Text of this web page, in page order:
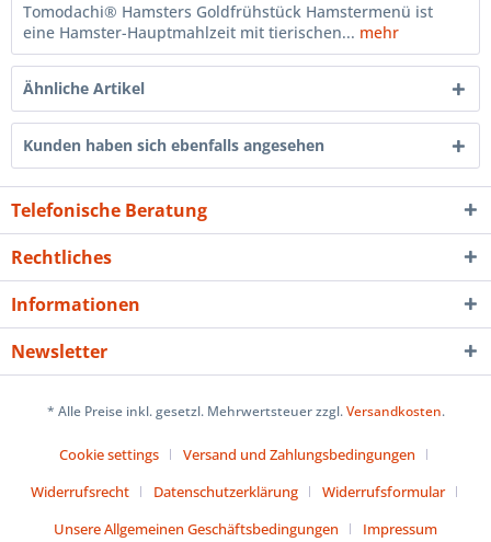
Tomodachi® Hamsters Goldfrühstück Hamstermenü ist
eine Hamster-Hauptmahlzeit mit tierischen... mehr
Ähnliche Artikel
Kunden haben sich ebenfalls angesehen
Telefonische Beratung
Rechtliches
Informationen
Newsletter
* Alle Preise inkl. gesetzl. Mehrwertsteuer zzgl.Versandkosten.
Cookie settings
Versand und Zahlungsbedingungen
Widerrufsrecht
Datenschutzerklärung
Widerrufsformular
Unsere Allgemeinen Geschäftsbedingungen
Impressum